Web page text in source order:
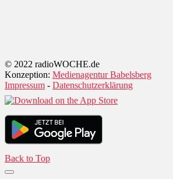
© 2022 radioWOCHE.de
Konzeption: Medienagentur Babelsberg
Impressum - Datenschutzerklärung
Back to Top